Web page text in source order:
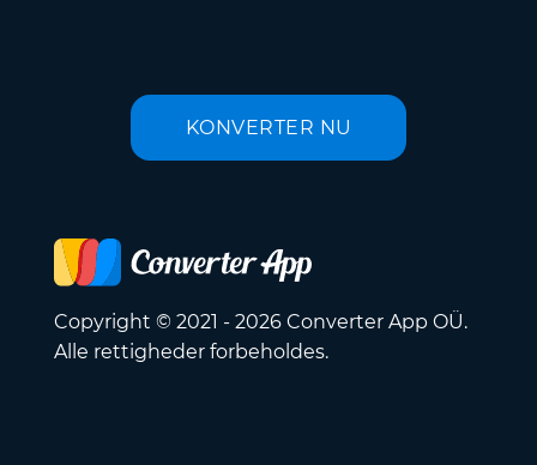
KONVERTER NU
Copyright © 2021 - 2026 Converter App OÜ.
Alle rettigheder forbeholdes.